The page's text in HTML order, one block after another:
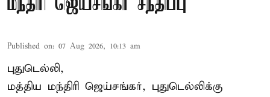
மந்திரி ஜெய்சங்கர் சந்திப்பு
Published on: 07 Aug 2026, 10:13 am
புதுடெல்லி,
மத்திய மந்திரி ஜெய்சங்கர், புதுடெல்லிக்கு